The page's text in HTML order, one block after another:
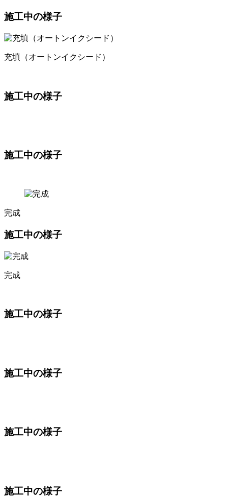
施工中の様子
充填（オートンイクシード）
施工中の様子
施工中の様子
完成
施工中の様子
完成
施工中の様子
施工中の様子
施工中の様子
施工中の様子